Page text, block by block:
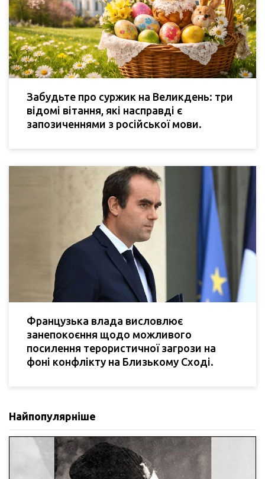
Забудьте про суржик на Великдень: три
відомі вітання, які насправді є
запозиченнями з російської мови.
Французька влада висловлює
занепокоєння щодо можливого
посилення терористичної загрози на
фоні конфлікту на Близькому Сході.
Найпопулярніше